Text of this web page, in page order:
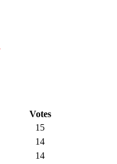
Votes
15
14
14